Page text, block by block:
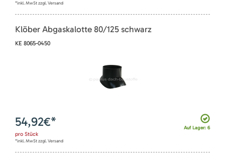
*inkl. MwSt zzgl. Versand
Klöber Abgaskalotte 80/125 schwarz
KE 8065-0450
Auf Lager: 6
54,92€*
pro Stück
*inkl. MwSt zzgl. Versand